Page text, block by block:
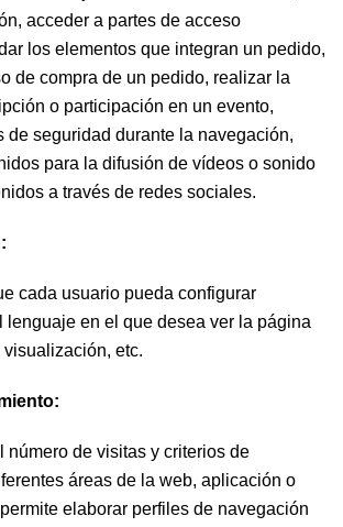
acceder a partes de acceso
los elementos que integran un pedido,
de compra de un pedido, realizar la
o participación en un evento,
de seguridad durante la navegación,
para la difusión de vídeos o sonido
a través de redes sociales.
cada usuario pueda configurar
lenguaje en el que desea ver la página
etc.
número de visitas y criterios de
áreas de la web, aplicación o
elaborar perfiles de navegación